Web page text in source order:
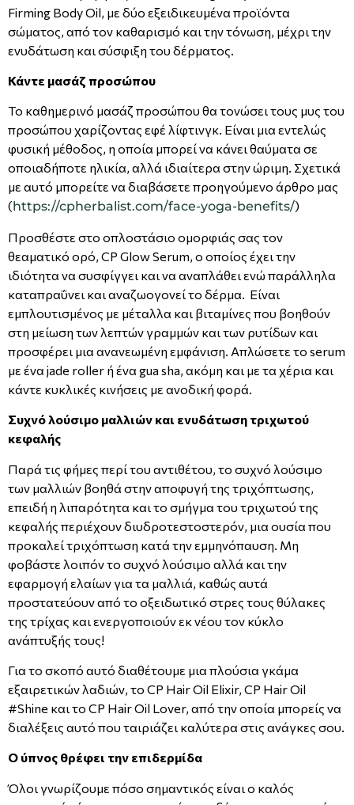
Firming Body Oil, με δύο εξειδικευμένα προϊόντα
σώματος, από τον καθαρισμό και την τόνωση, μέχρι την
ενυδάτωση και σύσφιξη του δέρματος.
Κάντε μασάζ προσώπου
Το καθημερινό μασάζ προσώπου θα τονώσει τους μυς του
προσώπου χαρίζοντας εφέ λίφτινγκ. Είναι μια εντελώς
φυσική μέθοδος, η οποία μπορεί να κάνει θαύματα σε
οποιαδήποτε ηλικία, αλλά ιδιαίτερα στην ώριμη. Σχετικά
με αυτό μπορείτε να διαβάσετε προηγούμενο άρθρο μας
(https://cpherbalist.com/face-yoga-benefits/)
Προσθέστε στο οπλοστάσιο ομορφιάς σας τον
θεαματικό ορό, CP Glow Serum, ο οποίος έχει την
ιδιότητα να συσφίγγει και να αναπλάθει ενώ παράλληλα
καταπραΰνει και αναζωογονεί το δέρμα. Είναι
εμπλουτισμένος με μέταλλα και βιταμίνες που βοηθούν
στη μείωση των λεπτών γραμμών και των ρυτίδων και
προσφέρει μια ανανεωμένη εμφάνιση. Απλώσετε το serum
με ένα jade roller ή ένα gua sha, ακόμη και με τα χέρια και
κάντε κυκλικές κινήσεις με ανοδική φορά.
Συχνό λούσιμο μαλλιών και ενυδάτωση τριχωτού
κεφαλής
Παρά τις φήμες περί του αντιθέτου, το συχνό λούσιμο
των μαλλιών βοηθά στην αποφυγή της τριχόπτωσης,
επειδή η λιπαρότητα και το σμήγμα του τριχωτού της
κεφαλής περιέχουν διυδροτεστοστερόν, μια ουσία που
προκαλεί τριχόπτωση κατά την εμμηνόπαυση. Μη
φοβάστε λοιπόν το συχνό λούσιμο αλλά και την
εφαρμογή ελαίων για τα μαλλιά, καθώς αυτά
προστατεύουν από το οξειδωτικό στρες τους θύλακες
της τρίχας και ενεργοποιούν εκ νέου τον κύκλο
ανάπτυξής τους!
Για το σκοπό αυτό διαθέτουμε μια πλούσια γκάμα
εξαιρετικών λαδιών, το CP Hair Oil Elixir, CP Hair Oil
#Shine και το CP Hair Oil Lover, από την οποία μπορείς να
διαλέξεις αυτό που ταιριάζει καλύτερα στις ανάγκες σου.
Ο ύπνος θρέφει την επιδερμίδα
Όλοι γνωρίζουμε πόσο σημαντικός είναι ο καλός